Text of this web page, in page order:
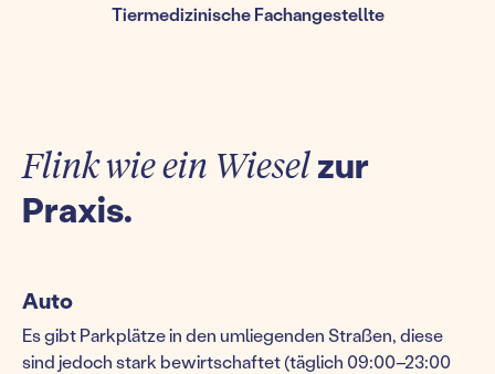
Tiermedizinische Fachangestellte
Flink wie ein Wieselzur
Praxis.
Auto
Es gibt Parkplätze in den umliegenden Straßen, diese
sind jedoch stark bewirtschaftet (täglich 09:00–23:00